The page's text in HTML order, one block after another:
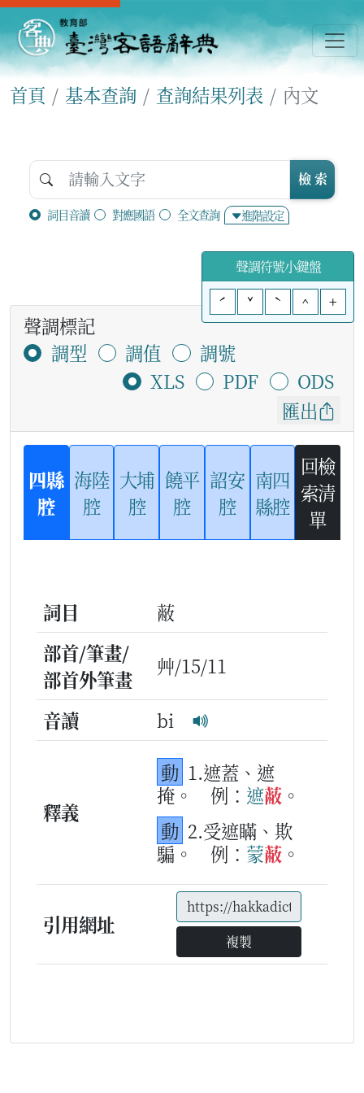
首頁 基本查詢 查詢結果列表 內文
詞目音讀 對應國語 全文查詢 進階設定
檢 索
聲調符號小鍵盤
ˊ
ˇ ˋ ^ +
聲調標記
調型
調值
調號
XLS
PDF
ODS
匯出
四縣
腔
海陸
腔
大埔
腔
饒平
腔
詔安
腔
南四
縣腔
回檢
索清
單
詞目
蔽
部首/筆畫/
部首外筆畫
艸/15/11
音讀 bi
釋義
動 1.遮蓋、遮
掩。
例： 遮蔽 。
動 2.受遮瞞、欺
騙。
例： 蒙蔽 。
引用網址
複製